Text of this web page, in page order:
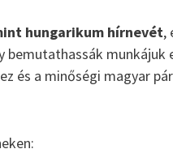
hungarikum hírnevét,
bemutathassák
és a minőségi magyar
a